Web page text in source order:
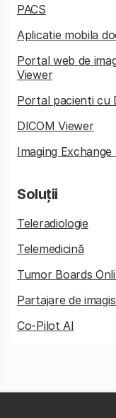
PACS
Aplicatie mobila
Portal web de
Viewer
Portal pacienti cu
DICOM Viewer
Imaging Exchange
Soluții
Teleradiologie
Telemedicină
Tumor Boards
Partajare de
Co-Pilot AI